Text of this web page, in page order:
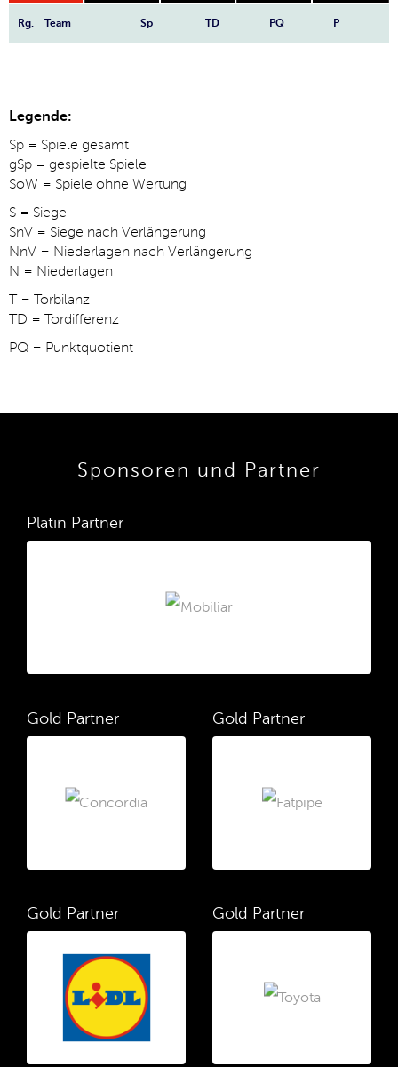
Rg. Team Sp TD PQ P
Legende:
Sp = Spiele gesamt
gSp = gespielte Spiele
SoW = Spiele ohne Wertung
S = Siege
SnV = Siege nach Verlängerung
NnV = Niederlagen nach Verlängerung
N = Niederlagen
T = Torbilanz
TD = Tordifferenz
PQ = Punktquotient
Sponsoren und Partner
Platin Partner
Gold Partner Gold Partner
Gold Partner Gold Partner